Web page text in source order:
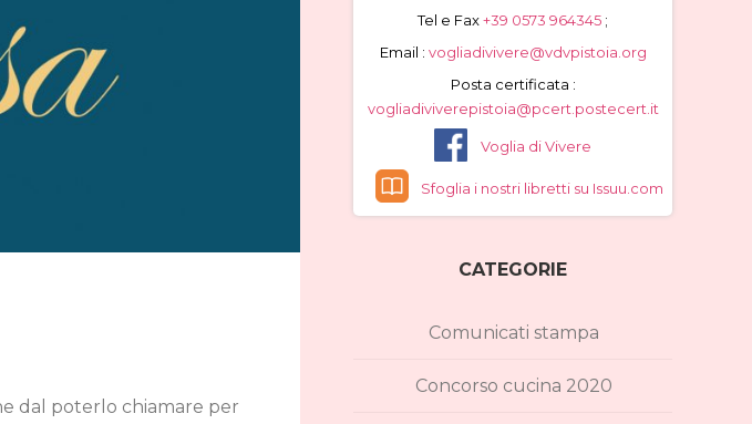
dal poterlo chiamare per
Tel e Fax+39 0573 964345 ;
Email : vogliadivivere@vdvpistoia.org
Posta certificata :
vogliadiviverepistoia@pcert.postecert.it
Voglia di Vivere
Sfoglia i nostri libretti su Issuu.com
CATEGORIE
Comunicati stampa
Concorso cucina 2020